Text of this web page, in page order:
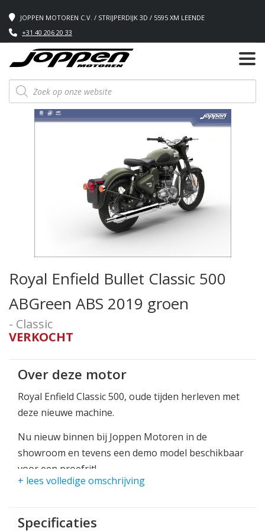
JOPPEN MOTOREN C.V. / STRIJPERDIJK 3D / 5595 XM LEENDE
+31 40 206 20 33
Producten
zoeken
Royal Enfield Bullet Classic 500
ABGreen ABS 2019 groen
- Classic
VERKOCHT
Over deze motor
Royal Enfield Classic 500, oude tijden herleven met
deze nieuwe machine.
Nu nieuw binnen bij Joppen Motoren in de
showroom en tevens een demo model beschikbaar
voor een proefrit!
U bent van harte welkom bij Joppen Motoren in de
+ lees volledige omschrijving
Specificaties